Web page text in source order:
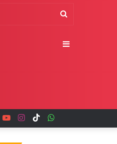
TikTok
Instagram
YouTube
Facebook